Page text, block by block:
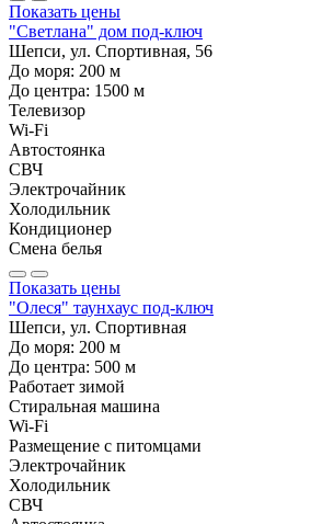
Показать цены
"Светлана" дом под-ключ
Шепси, ул. Спортивная, 56
До моря: 200 м
До центра: 1500 м
Телевизор
Wi-Fi
Автостоянка
СВЧ
Электрочайник
Холодильник
Кондиционер
Смена белья
Показать цены
"Олеся" таунхаус под-ключ
Шепси, ул. Спортивная
До моря: 200 м
До центра: 500 м
Работает зимой
Стиральная машина
Wi-Fi
Размещение с питомцами
Электрочайник
Холодильник
СВЧ